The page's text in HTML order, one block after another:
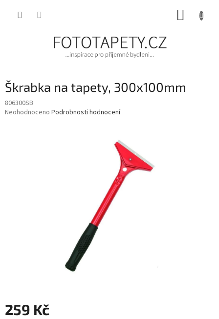
Škrabka na tapety, 300x100mm
806300SB
Průměrné
Neohodnoceno Podrobnosti hodnocení
259 Kč